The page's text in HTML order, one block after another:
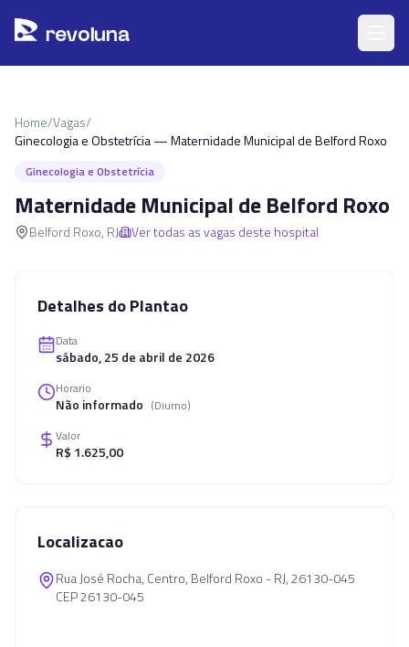
revoluna
Home/Vagas/
Ginecologia e Obstetrícia — Maternidade Municipal de Belford Roxo
Ginecologia e Obstetrícia
Maternidade Municipal de Belford Roxo
Belford Roxo, RJ Ver todas as vagas deste hospital
Detalhes do Plantao
Data
sábado, 25 de abril de 2026
Horario
Não informado (Diurno)
Valor
R$ 1.625,00
Localizacao
Rua José Rocha, Centro, Belford Roxo - RJ, 26130-045
CEP 26130-045